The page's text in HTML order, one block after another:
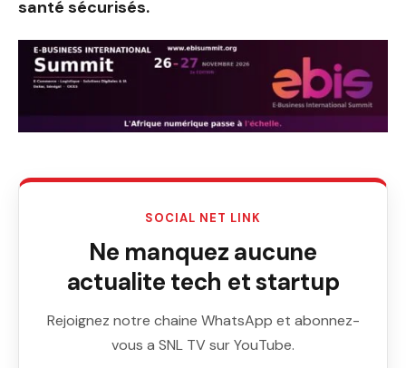
santé sécurisés.
SOCIAL NET LINK
Ne manquez aucune
actualite tech et startup
Rejoignez notre chaine WhatsApp et abonnez-
vous a SNL TV sur YouTube.